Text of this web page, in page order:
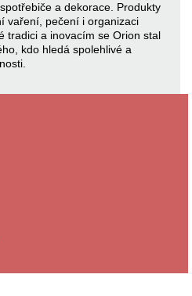
a dekorace. Produkty
vaření, pečení i organizaci
tradici a inovacím se Orion stal
kdo hledá spolehlivé a